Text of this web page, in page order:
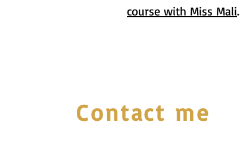
course with Miss Mali.
Contact me